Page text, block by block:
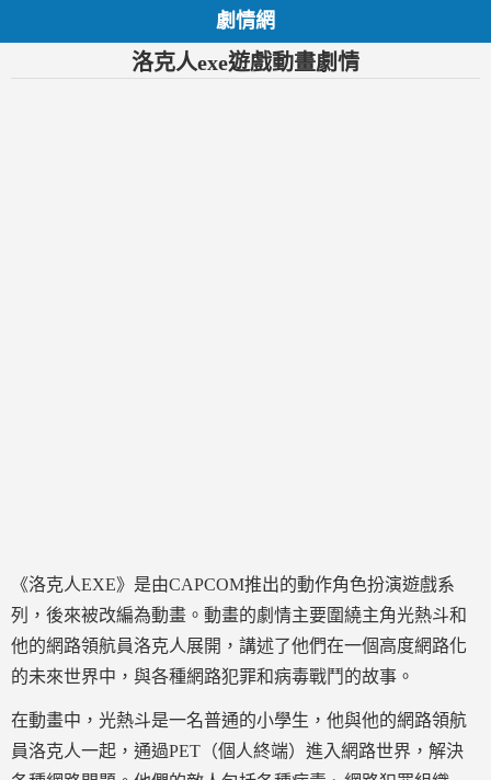
劇情網
洛克人exe遊戲動畫劇情
《洛克人EXE》是由CAPCOM推出的動作角色扮演遊戲系
列，後來被改編為動畫。動畫的劇情主要圍繞主角光熱斗和
他的網路領航員洛克人展開，講述了他們在一個高度網路化
的未來世界中，與各種網路犯罪和病毒戰鬥的故事。
在動畫中，光熱斗是一名普通的小學生，他與他的網路領航
員洛克人一起，通過PET（個人終端）進入網路世界，解決